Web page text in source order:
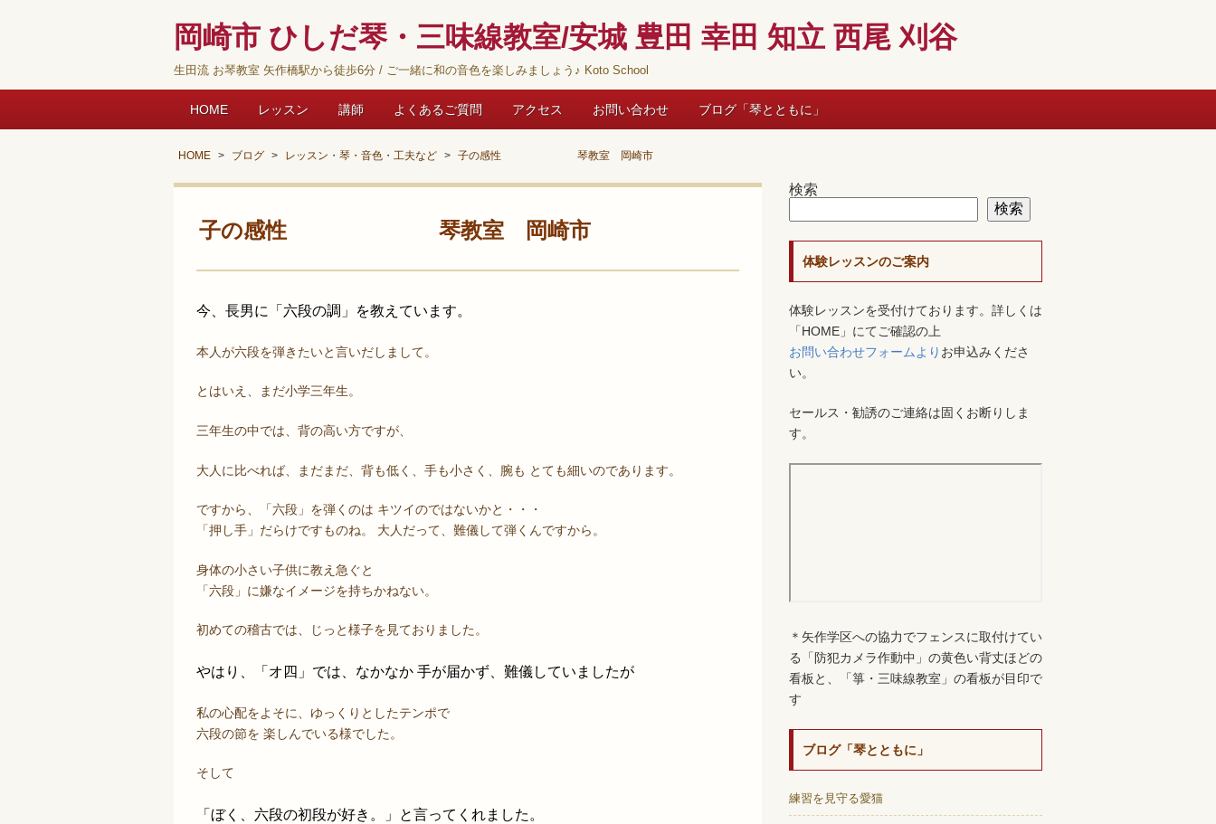
岡崎市 ひしだ琴・三味線教室/安城 豊田 幸田 知立 西尾 刈谷
生田流 お琴教室 矢作橋駅から徒歩6分 / ご一緒に和の音色を楽しみましょう♪ Koto School
HOME レッスン 講師 よくあるご質問 アクセス お問い合わせ ブログ「琴とともに」
HOME ブログ レッスン・琴・音色・工夫など 子の感性 琴教室 岡崎市
子の感性 琴教室 岡崎市
今、長男に「六段の調」を教えています。
本人が六段を弾きたいと言いだしまして。
とはいえ、まだ小学三年生。
三年生の中では、背の高い方ですが、
大人に比べれば、まだまだ、背も低く、手も小さく、腕も とても細いのであります。
ですから、「六段」を弾くのは キツイのではないかと・・・
「押し手」だらけですものね。 大人だって、難儀して弾くんですから。
身体の小さい子供に教え急ぐと
「六段」に嫌なイメージを持ちかねない。
初めての稽古では、じっと様子を見ておりました。
やはり、「オ四」では、なかなか 手が届かず、難儀していましたが
私の心配をよそに、ゆっくりとしたテンポで
六段の節を 楽しんでいる様でした。
そして
「ぼく、六段の初段が好き。」と言ってくれました。
検索
検索
体験レッスンのご案内
体験レッスンを受付けております。詳しくは
「HOME」にてご確認の上
お問い合わせフォームより お申込みくださ
い。
セールス・勧誘のご連絡は固くお断りしま
す。
＊矢作学区への協力でフェンスに取付けてい
る「防犯カメラ作動中」の黄色い背丈ほどの
看板と、「箏・三味線教室」の看板が目印で
す
ブログ「琴とともに」
練習を見守る愛猫